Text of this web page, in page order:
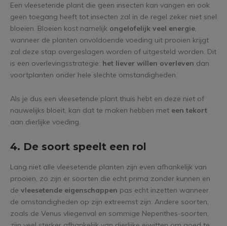
Een vleesetende plant die geen insecten kan vangen en ook
geen toegang heeft tot insecten zal in de regel zeker niet snel
bloeien. Bloeien kost namelijk ongelofelijk veel energie,
wanneer de planten onvoldoende voeding uit prooien krijgt
zal deze stap overgeslagen worden of uitgesteld worden. Dit
is een overlevingsstrategie: het liever willen overleven dan
voortplanten onder hele slechte omstandigheden.
Als je dus een vleesetende plant thuis hebt en deze niet of
nauwelijks bloeit, kan dat te maken hebben met een tekort
aan dierlijke voeding.
4. De soort speelt een rol
Lang niet alle vleesetende planten zijn even afhankelijk van
prooien, zo zijn er soorten die echt prima zonder kunnen en
de vleesetende eigenschappen pas echt inzetten wanneer
de omstandigheden op zijn extreemst zijn. Andere soorten,
zoals de Venus vliegenval en sommige Nepenthes-soorten,